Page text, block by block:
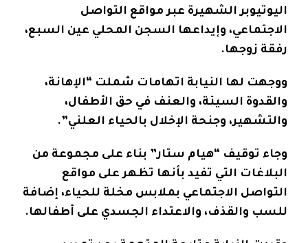
اليوتيوبر الشهيرة عبر مواقع التواصل
الاجتماعي، وإيداعها السجن المحلي عين السبع،
رفقة زوجها.
ووجهت لها النيابة اتهامات شملت “الإهانة،
والقدوة السيئة، والعنف في حق الأطفال،
والتشهير، وجنحة الإخلال بالحياء العلني”.
وجاء توقيف “هيام ستار” بناء على مجموعة من
البلاغات التي تفيد بأنها تظهر على مواقع
التواصل الاجتماعي بملابس مخلة للحياء، إضافة
للسب والقذف، والاعتداء الجسدي على أطفالها.